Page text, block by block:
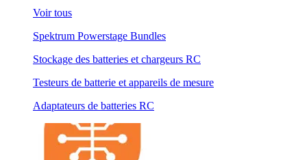
Voir tous
Spektrum Powerstage Bundles
Stockage des batteries et chargeurs RC
Testeurs de batterie et appareils de mesure
Adaptateurs de batteries RC